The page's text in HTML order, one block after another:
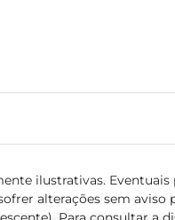
ilustrativas. Eventuais
alterações sem aviso